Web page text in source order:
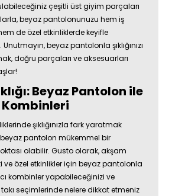
çeşitli üst giyim parçaları
beyaz pantolonunuzu hem iş
de özel etkinliklerde keyifle
beyaz pantolonla şıklığınızı
doğru parçaları ve aksesuarları
Beyaz Pantolon ile
şıklığınızla fark yaratmak
beyaz pantolon mükemmel bir
olabilir. Gusto olarak, akşam
ve özel etkinlikler için beyaz pantolonla
kombinler yapabileceğinizi ve
seçimlerinde nelere dikkat etmeniz